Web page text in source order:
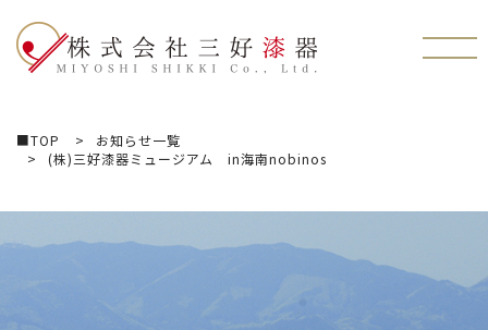
■TOP
お知らせ一覧
(株)三好漆器ミュージアム in海南nobinos